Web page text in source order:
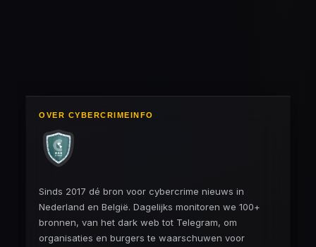
OVER CYBERCRIMEINFO
Sinds 2017 dé bron voor cybercrime nieuws in
Nederland en België. Dagelijks monitoren we 100+
bronnen, van het dark web tot Telegram, om
organisaties en burgers te waarschuwen voor